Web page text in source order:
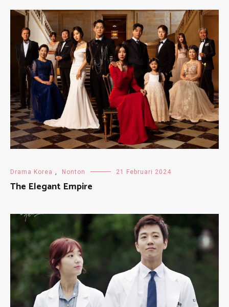
Drama Korea , Nonton 21 Februari 2024
The Elegant Empire